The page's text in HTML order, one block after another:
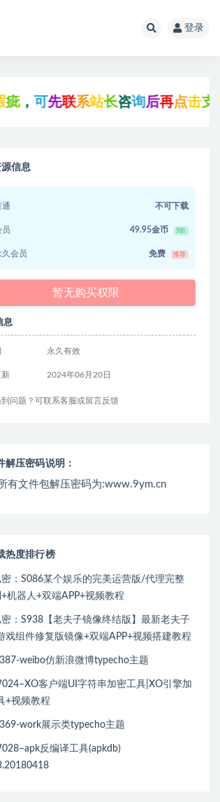
登录
联 系站长咨询后再点击支付下载!
源信息
通 不可下载
员 49.95金币 5折
久会员 免费 推荐
暂无购买权限
息
永久有效
新 2024年06月20日
到问题？可联系客服或留言反馈
解压密码说明：
有文件包解压密码为:www.9ym.cn
热度排行榜
：S086某个娱乐的完美运营版/代理完整
机器人+双端APP+视频教程
：S938【老夫子镜像终结版】最新老夫子
戏组件修复版镜像+双端APP+视频搭建教程
weibo仿新浪微博typecho主题
客户端UI字符串加密工具|XO引擎加
+视频教程
work展示类typecho主题
反编译工具(apkdb)